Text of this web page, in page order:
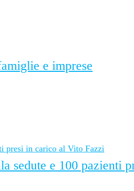
e imprese
sedute e 100 pazienti